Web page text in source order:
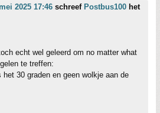
2025 17:46 schreef Postbus100 het
echt wel geleerd om no matter what
te treffen:
30 graden en geen wolkje aan de